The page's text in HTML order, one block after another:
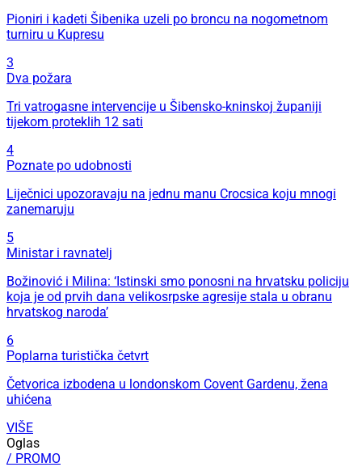
Pioniri i kadeti Šibenika uzeli po broncu na nogometnom
turniru u Kupresu
3
Dva požara
Tri vatrogasne intervencije u Šibensko-kninskoj županiji
tijekom proteklih 12 sati
4
Poznate po udobnosti
Liječnici upozoravaju na jednu manu Crocsica koju mnogi
zanemaruju
5
Ministar i ravnatelj
Božinović i Milina: ‘Istinski smo ponosni na hrvatsku policiju
koja je od prvih dana velikosrpske agresije stala u obranu
hrvatskog naroda’
6
Poplarna turistička četvrt
Četvorica izbodena u londonskom Covent Gardenu, žena
uhićena
VIŠE
Oglas
/ PROMO